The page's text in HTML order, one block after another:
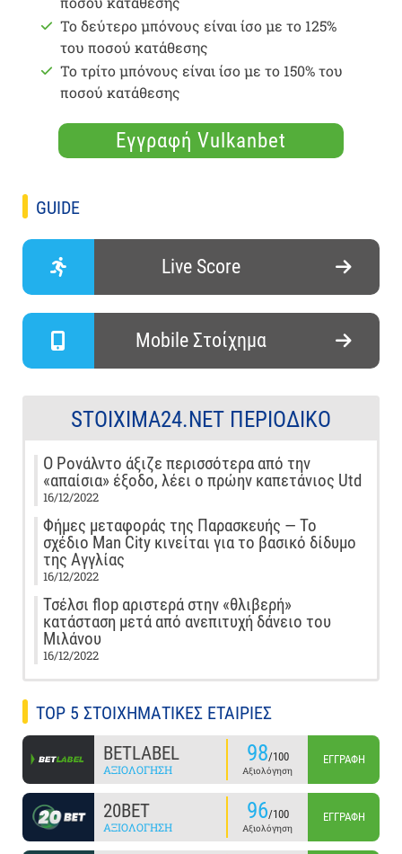
Το δεύτερο μπόνους είναι ίσο με το 125%
του ποσού κατάθεσης
Το τρίτο μπόνους είναι ίσο με το 150% του
ποσού κατάθεσης
Εγγραφή Vulkanbet
GUIDE
Live Score
Mobile Στοίχημα
STOIXIMA24.NET ΠΕΡΙΟΔΙΚΌ
Ο Ρονάλντο άξιζε περισσότερα από την
«απαίσια» έξοδο, λέει ο πρώην καπετάνιος Utd
16/12/2022
Φήμες μεταφοράς της Παρασκευής — Το
σχέδιο Man City κινείται για το βασικό δίδυμο
της Αγγλίας
16/12/2022
Τσέλσι flop αριστερά στην «θλιβερή»
κατάσταση μετά από ανεπιτυχή δάνειο του
Μιλάνου
16/12/2022
TOP 5 ΣΤΟΙΧΗΜΑΤΙΚΕΣ ΕΤΑΙΡΙΕΣ
BETLABEL
ΑΞΙΟΛΌΓΗΣΗ
98/100
Αξιολόγηση
ΕΓΓΡΑΦΉ
20BET
ΑΞΙΟΛΌΓΗΣΗ
96/100
Αξιολόγηση
ΕΓΓΡΑΦΉ